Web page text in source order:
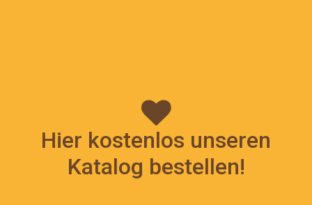
Hier kostenlos unseren
Katalog bestellen!